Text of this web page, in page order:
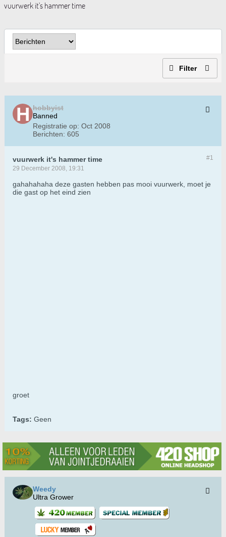
vuurwerk it's hammer time
Filter
hobbyist
Banned
Registratie op: Oct 2008
Berichten: 605
#1
vuurwerk it's hammer time
29 December 2008, 19:31
gahahahaha deze gasten hebben pas mooi vuurwerk, moet je
die gast op het eind zien
groet
Tags: Geen
Weedy
Ultra Grower